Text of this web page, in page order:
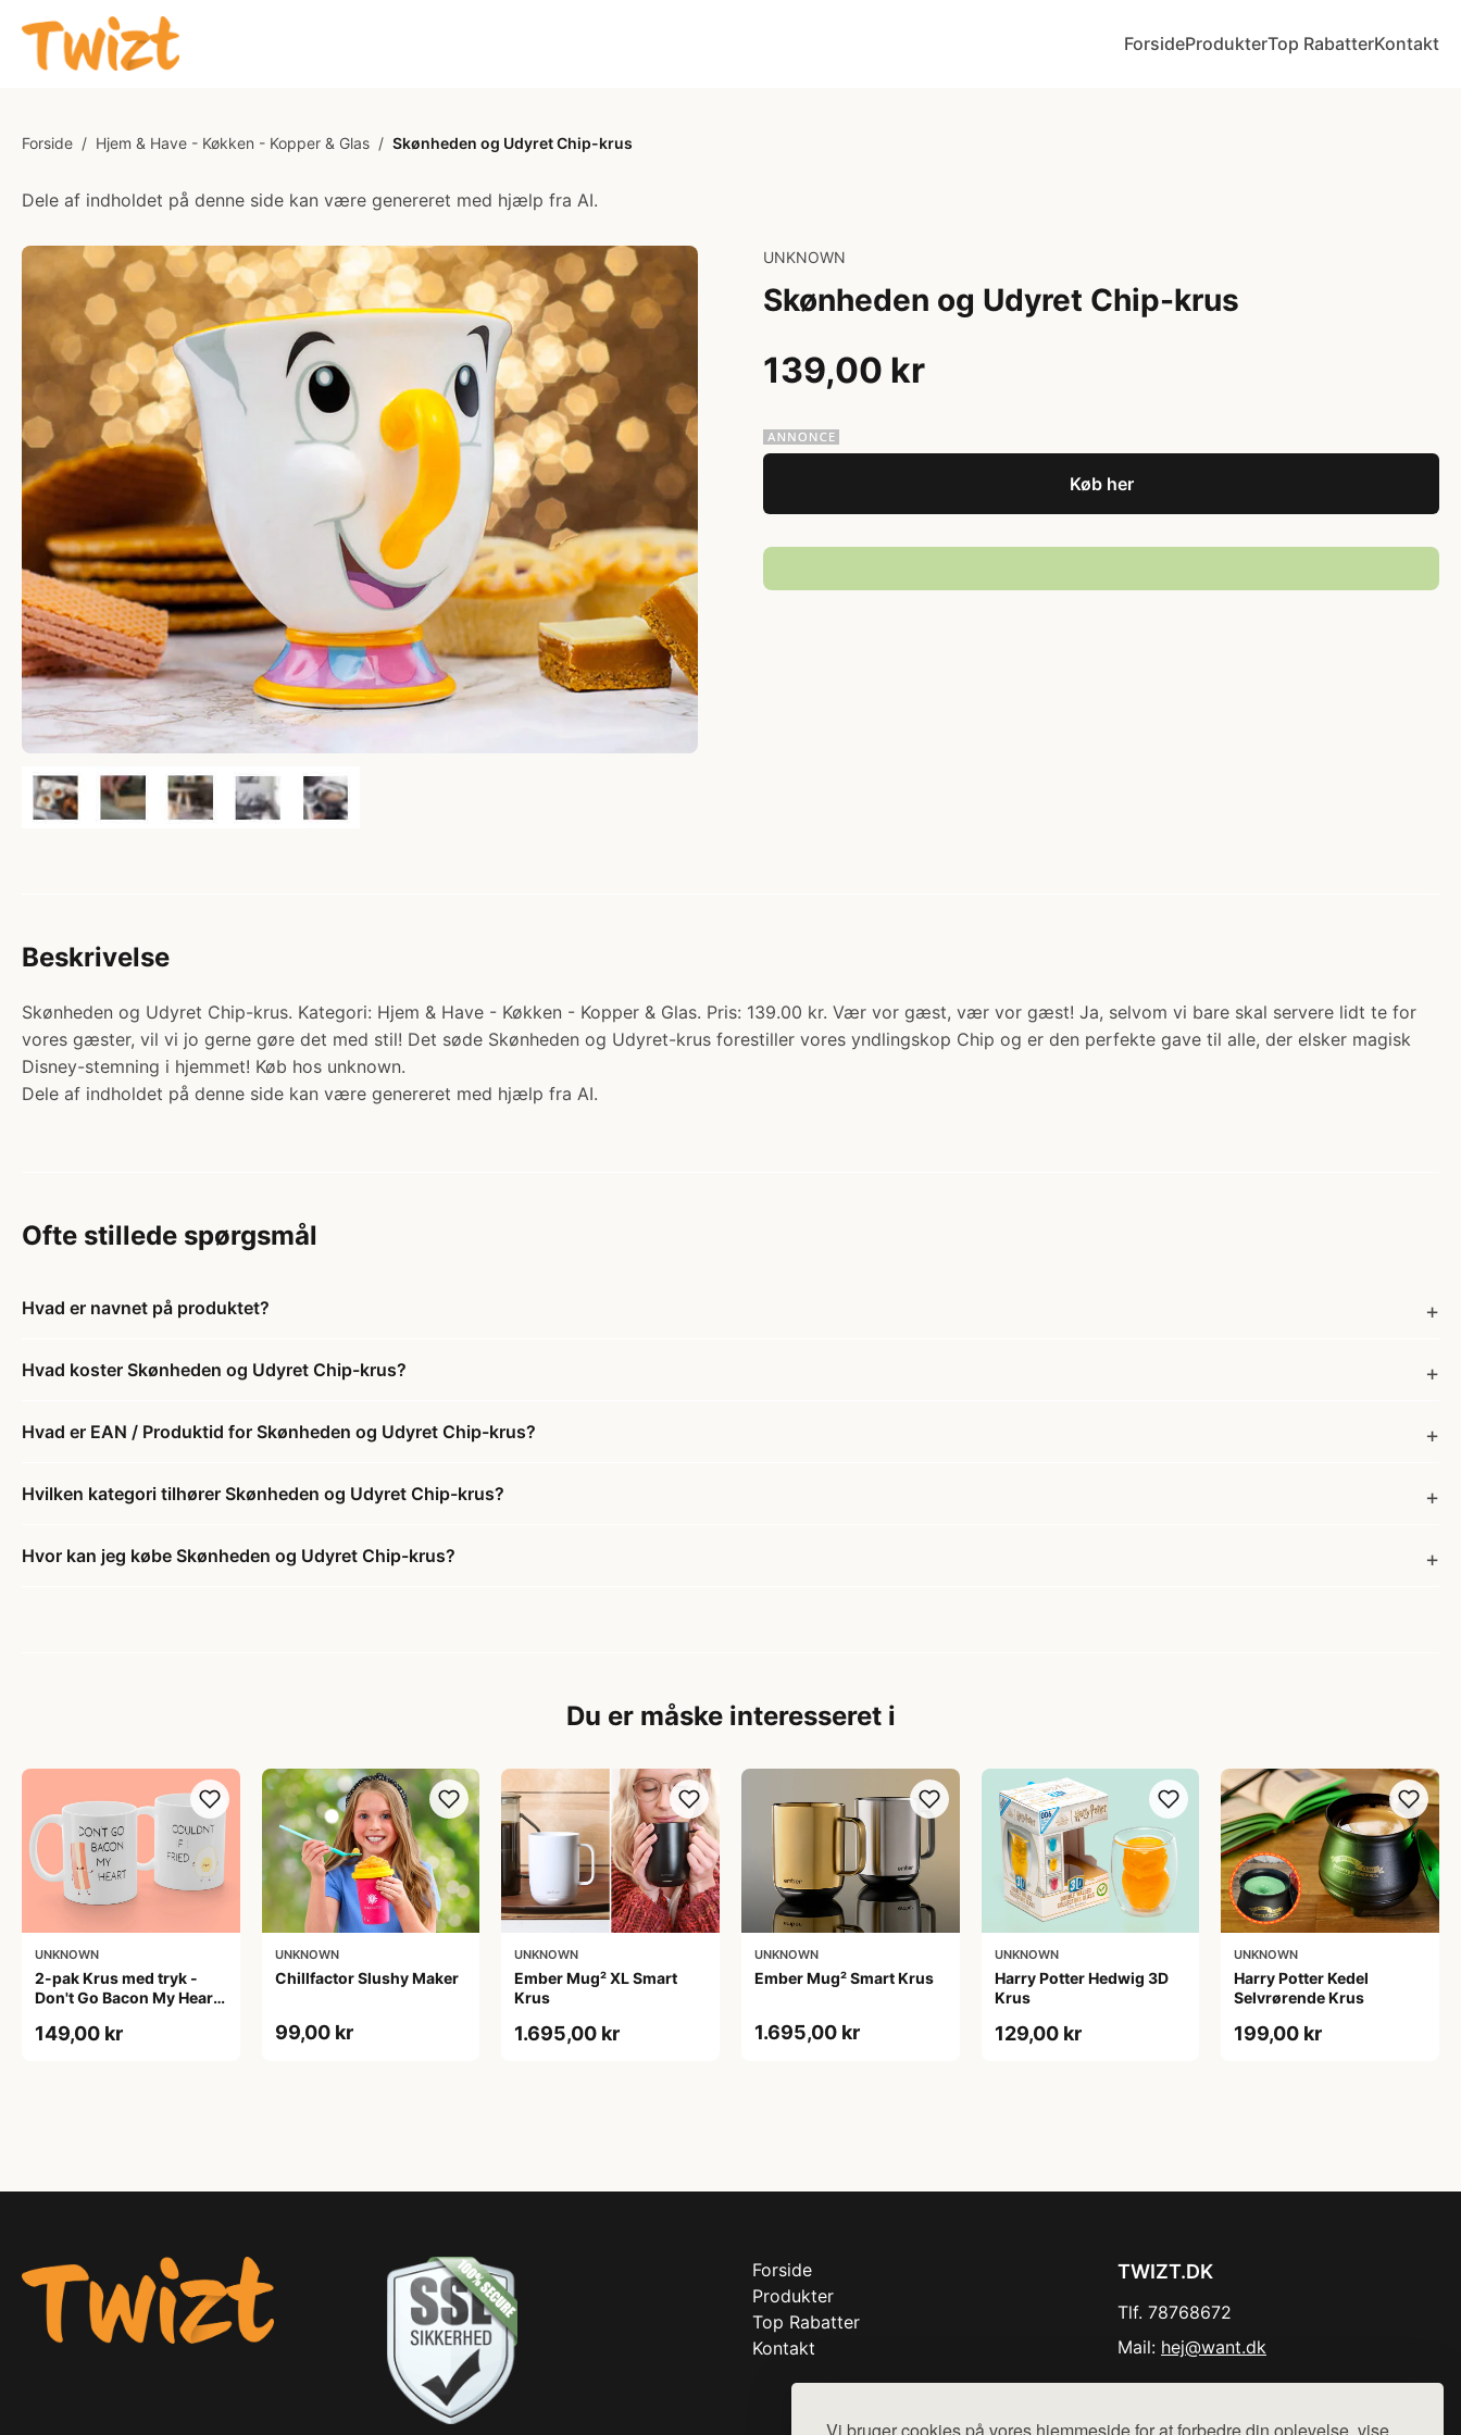
ForsideProdukterTop RabatterKontakt
Forside / Hjem & Have - Køkken - Kopper & Glas / Skønheden og Udyret Chip-krus
Dele af indholdet på denne side kan være genereret med hjælp fra AI.
UNKNOWN
Skønheden og Udyret Chip-krus
139,00 kr
Køb her
Beskrivelse
Skønheden og Udyret Chip-krus. Kategori: Hjem & Have - Køkken - Kopper & Glas. Pris: 139.00 kr. Vær vor gæst, vær vor gæst! Ja, selvom vi bare skal servere lidt te for
vores gæster, vil vi jo gerne gøre det med stil! Det søde Skønheden og Udyret-krus forestiller vores yndlingskop Chip og er den perfekte gave til alle, der elsker magisk
Disney-stemning i hjemmet! Køb hos unknown.
Dele af indholdet på denne side kan være genereret med hjælp fra AI.
Ofte stillede spørgsmål
Hvad er navnet på produktet?
Hvad koster Skønheden og Udyret Chip-krus?
Hvad er EAN / Produktid for Skønheden og Udyret Chip-krus?
Hvilken kategori tilhører Skønheden og Udyret Chip-krus?
Hvor kan jeg købe Skønheden og Udyret Chip-krus?
Du er måske interesseret i
UNKNOWN
2-pak Krus med tryk -
Don't Go Bacon My Heart.
149,00 kr
UNKNOWN
Chillfactor Slushy Maker
99,00 kr
UNKNOWN
Ember Mug² XL Smart
Krus
1.695,00 kr
UNKNOWN
Ember Mug² Smart Krus
1.695,00 kr
UNKNOWN
Harry Potter Hedwig 3D
Krus
129,00 kr
UNKNOWN
Harry Potter Kedel
Selvrørende Krus
199,00 kr
Forside
Produkter
Top Rabatter
Kontakt
TWIZT.DK
Tlf. 78768672
Mail: hej@want.dk